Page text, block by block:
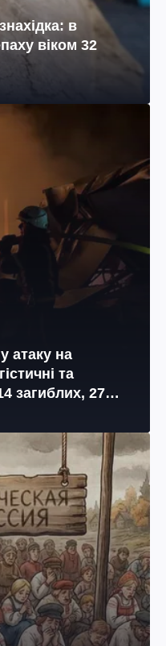
в
віком 32
атаку на
та
загиблих, 27